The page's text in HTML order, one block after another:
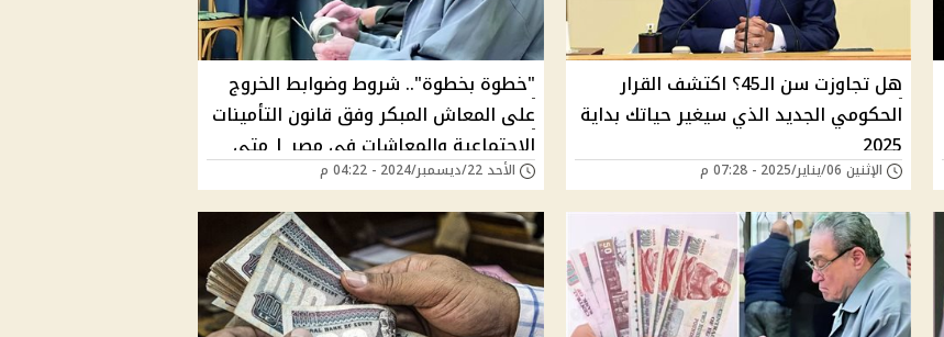
هل تجاوزت سن الـ45؟ اكتشف القرار
الحكومي الجديد الذي سيغير حياتك بداية
2025
الإثنين 06/يناير/2025 - 07:28 م
"خطوة بخطوة".. شروط وضوابط الخروج
على المعاش المبكر وفق قانون التأمينات
الاجتماعية والمعاشات في مصر | متي
موعد الصرف؟
الأحد 22/ديسمبر/2024 - 04:22 م